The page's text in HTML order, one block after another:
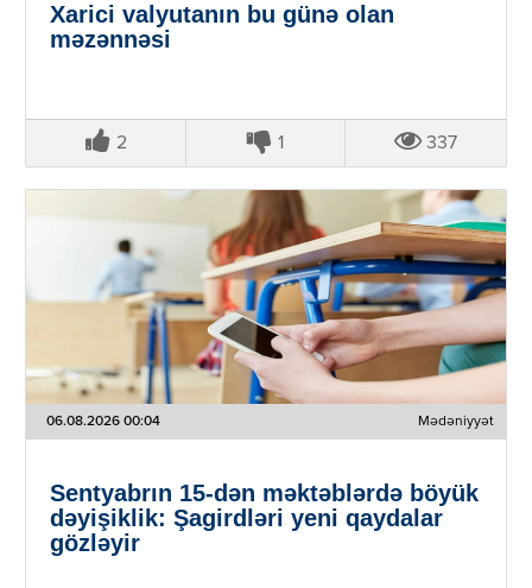
Xarici valyutanın bu günə olan
məzənnəsi
2 1 337
06.08.2026 00:04 Mədəniyyət
Sentyabrın 15-dən məktəblərdə böyük
dəyişiklik: Şagirdləri yeni qaydalar
gözləyir